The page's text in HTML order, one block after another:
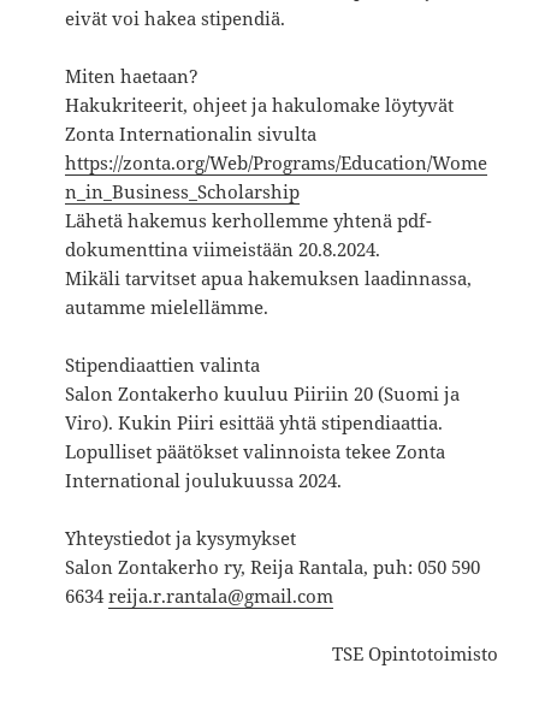
eivät voi hakea stipendiä.
Miten haetaan?
Hakukriteerit, ohjeet ja hakulomake löytyvät
Zonta Internationalin sivulta
https://zonta.org/Web/Programs/Education/Wome
n_in_Business_Scholarship
Lähetä hakemus kerhollemme yhtenä pdf-
dokumenttina viimeistään 20.8.2024.
Mikäli tarvitset apua hakemuksen laadinnassa,
autamme mielellämme.
Stipendiaattien valinta
Salon Zontakerho kuuluu Piiriin 20 (Suomi ja
Viro). Kukin Piiri esittää yhtä stipendiaattia.
Lopulliset päätökset valinnoista tekee Zonta
International joulukuussa 2024.
Yhteystiedot ja kysymykset
Salon Zontakerho ry, Reija Rantala, puh: 050 590
6634reija.r.rantala@gmail.com
TSE Opintotoimisto